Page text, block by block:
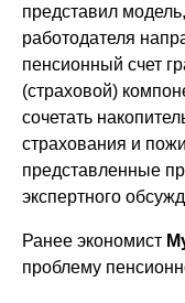
представил
работодателя
пенсионный счет
(страховой)
сочетать
страхования и
представленные
экспертного
Ранее экономист
проблему